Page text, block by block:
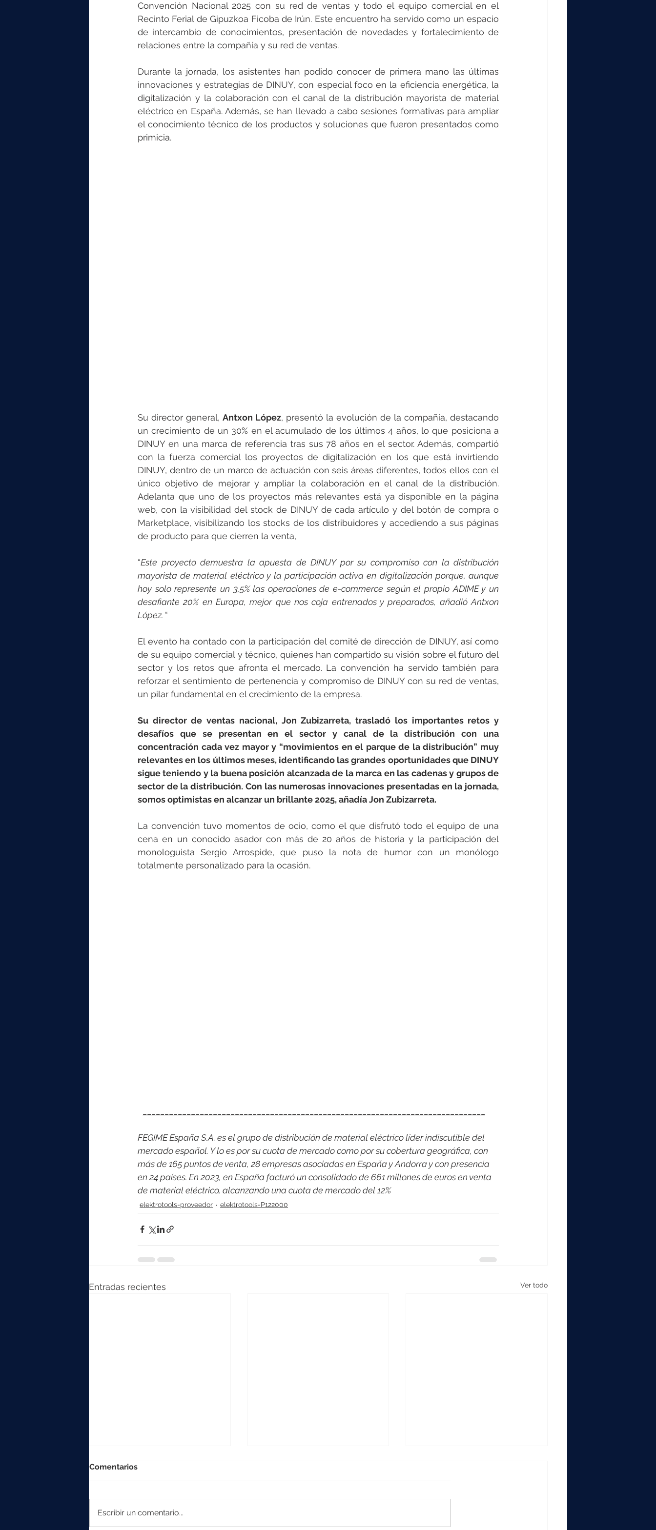
elektrotools-P065000 elektrotools-P040000 elektrotools-P059000
elektrotools-P01961 elektrotools-P064000
elektrotools-P046000
Convención Nacional 2025 con su red de ventas y todo el equipo comercial en el
Recinto Ferial de Gipuzkoa Ficoba de Irún. Este encuentro ha servido como un espacio
de intercambio de conocimientos, presentación de novedades y fortalecimiento de
relaciones entre la compañía y su red de ventas.
Durante la jornada, los asistentes han podido conocer de primera mano las últimas
innovaciones y estrategias de DINUY, con especial foco en la eficiencia energética, la
digitalización y la colaboración con el canal de la distribución mayorista de material
eléctrico en España. Además, se han llevado a cabo sesiones formativas para ampliar
el conocimiento técnico de los productos y soluciones que fueron presentados como
primicia.
Su director general, Antxon López, presentó la evolución de la compañía, destacando
un crecimiento de un 30% en el acumulado de los últimos 4 años, lo que posiciona a
DINUY en una marca de referencia tras sus 78 años en el sector. Además, compartió
con la fuerza comercial los proyectos de digitalización en los que está invirtiendo
DINUY, dentro de un marco de actuación con seis áreas diferentes, todos ellos con el
único objetivo de mejorar y ampliar la colaboración en el canal de la distribución.
Adelanta que uno de los proyectos más relevantes está ya disponible en la página
web, con la visibilidad del stock de DINUY de cada artículo y del botón de compra o
Marketplace, visibilizando los stocks de los distribuidores y accediendo a sus páginas
de producto para que cierren la venta,
“Este proyecto demuestra la apuesta de DINUY por su compromiso con la distribución
mayorista de material eléctrico y la participación activa en digitalización porque, aunque
hoy solo represente un 3,5% las operaciones de e-commerce según el propio ADIME y un
desafiante 20% en Europa, mejor que nos coja entrenados y preparados, añadió Antxon
López. “
El evento ha contado con la participación del comité de dirección de DINUY, así como
de su equipo comercial y técnico, quienes han compartido su visión sobre el futuro del
sector y los retos que afronta el mercado. La convención ha servido también para
reforzar el sentimiento de pertenencia y compromiso de DINUY con su red de ventas,
un pilar fundamental en el crecimiento de la empresa.
Su director de ventas nacional, Jon Zubizarreta, trasladó los importantes retos y
desafíos que se presentan en el sector y canal de la distribución con una
concentración cada vez mayor y “movimientos en el parque de la distribución” muy
relevantes en los últimos meses, identificando las grandes oportunidades que DINUY
sigue teniendo y la buena posición alcanzada de la marca en las cadenas y grupos de
sector de la distribución. Con las numerosas innovaciones presentadas en la jornada,
somos optimistas en alcanzar un brillante 2025, añadía Jon Zubizarreta.
La convención tuvo momentos de ocio, como el que disfrutó todo el equipo de una
cena en un conocido asador con más de 20 años de historia y la participación del
monologuista Sergio Arrospide, que puso la nota de humor con un monólogo
totalmente personalizado para la ocasión.
FEGIME España S.A. es el grupo de distribución de material eléctrico líder indiscutible del
mercado español. Y lo es por su cuota de mercado como por su cobertura geográfica, con
más de 165 puntos de venta, 28 empresas asociadas en España y Andorra y con presencia
en 24 países. En 2023, en España facturó un consolidado de 661 millones de euros en venta
de material eléctrico, alcanzando una cuota de mercado del 12%
elektrotools-proveedor elektrotools-P122000
Entradas recientes Ver todo
Comentarios
Escribir un comentario...